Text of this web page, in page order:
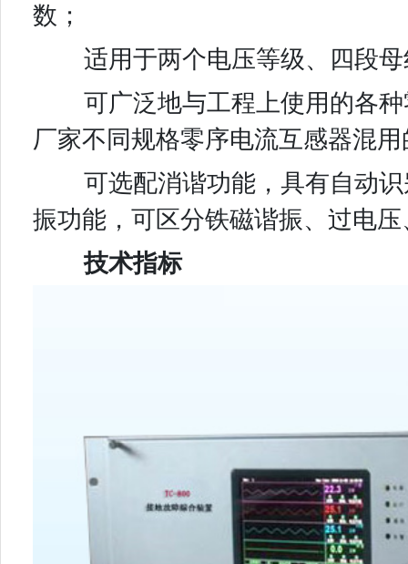
数；
适用于两个电压等级、四段母
可广泛地与工程上使用的各种
厂家不同规格零序电流互感器混
可选配消谐功能，具有自动识
振功能，可区分铁磁谐振、过电
技术指标